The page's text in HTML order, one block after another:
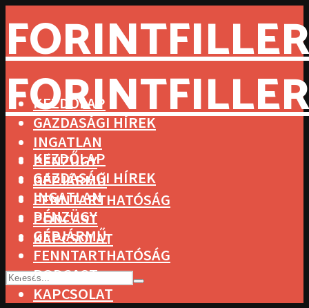
KEZDŐLAP
GAZDASÁGI HÍREK
INGATLAN
PÉNZÜGY
GÉPJÁRMŰ
FENNTARTHATÓSÁG
PODCAST
KAPCSOLAT
KEZDŐLAP
GAZDASÁGI HÍREK
INGATLAN
PÉNZÜGY
GÉPJÁRMŰ
FENNTARTHATÓSÁG
PODCAST
KAPCSOLAT